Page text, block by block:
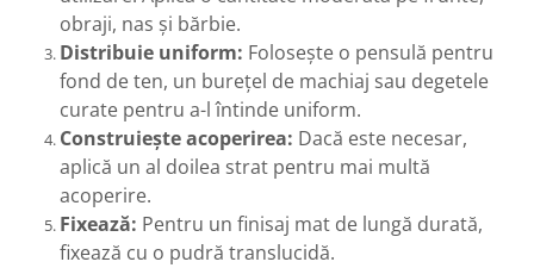
obraji, nas și bărbie.
Distribuie uniform: Folosește o pensulă pentru
fond de ten, un burețel de machiaj sau degetele
curate pentru a-l întinde uniform.
Construiește acoperirea: Dacă este necesar,
aplică un al doilea strat pentru mai multă
acoperire.
Fixează: Pentru un finisaj mat de lungă durată,
fixează cu o pudră translucidă.